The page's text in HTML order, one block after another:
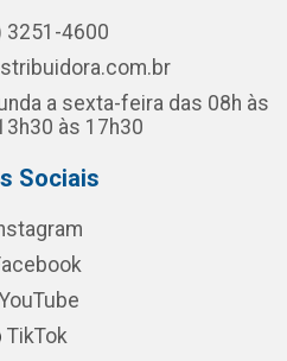
3251-4600
a sexta-feira das 08h às
às 17h30
Sociais
YouTube
TikTok